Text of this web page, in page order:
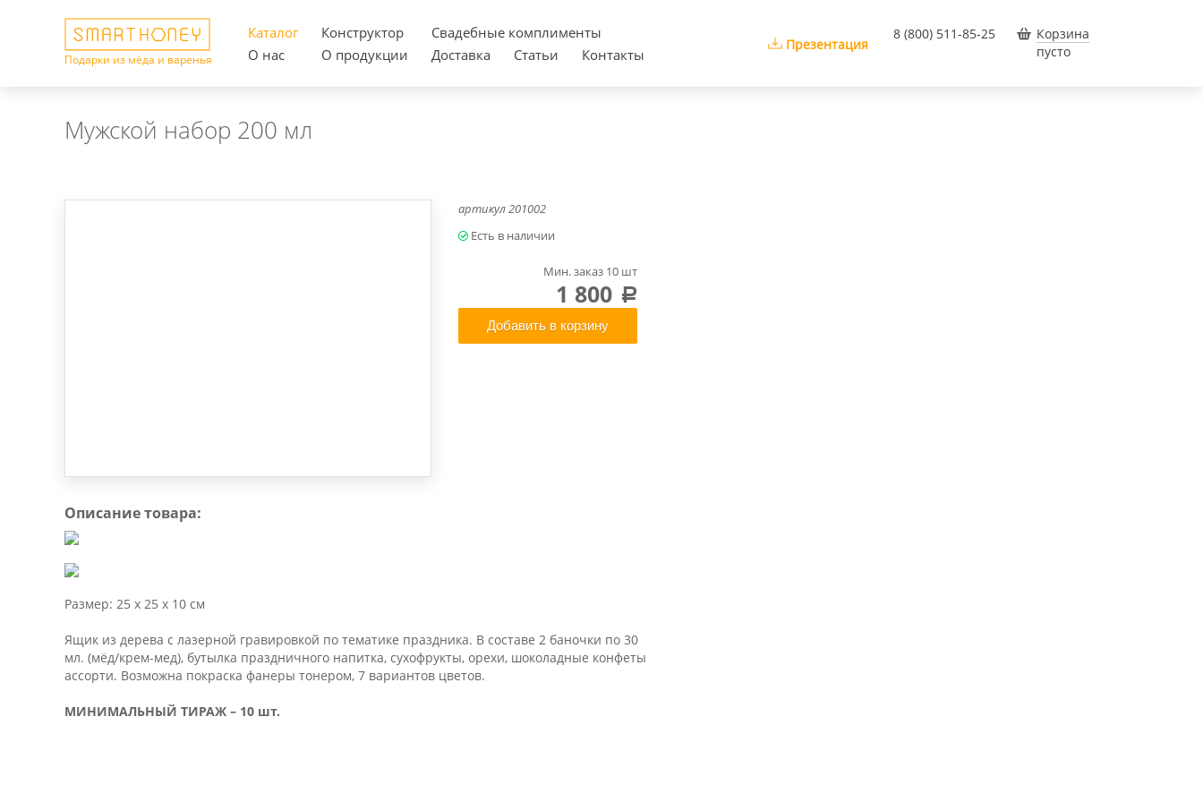
Подарки из мёда и варенья
Каталог Конструктор
Cвадебные комплименты
О нас
О продукции Доставка Статьи Контакты
Презентация
8 (800) 511-85-25
Корзина
пусто
Мужской набор 200 мл
артикул201002
Мин. заказ 10 шт
1 800 a
Добавить в корзину
Описание товара:
Размер: 25 х 25 х 10 см
Ящик из дерева с лазерной гравировкой по тематике праздника. В составе 2 баночки по 30
мл. (мёд/крем-мед), бутылка праздничного напитка, сухофрукты, орехи, шоколадные конфеты
ассорти. Возможна покраска фанеры тонером, 7 вариантов цветов.
МИНИМАЛЬНЫЙ ТИРАЖ – 10 шт.